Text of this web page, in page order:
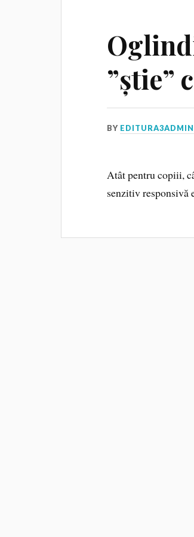
”știe”
BY EDITURA3ADMIN
Atât pentru copiii,
senzitiv responsivă